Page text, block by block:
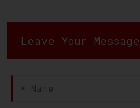
Leave Your Message